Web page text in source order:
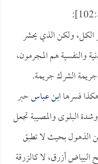
الكل، ولكن الذي يحشر
والنفسية هم المجرمون،
جريمة الشرك جريمة.
فسرهاابن عباسحبر
البلوى والمصيبة تجعل
الذهول بحيث لا تطبق
البياض أزرق، لا كالزرقة